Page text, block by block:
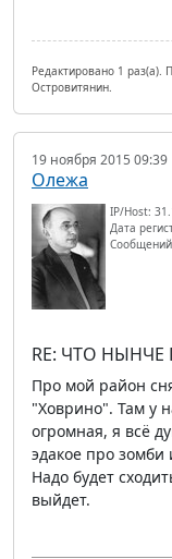
Редактировано 1 раз(а).
Островитянин.
19 ноября 2015 09:39
Олежа
IP/Host:
Дата
RE: ЧТО
Про мой район
"Ховрино". Там у
огромная, я всё
эдакое про зомби
Надо будет
выйдет.